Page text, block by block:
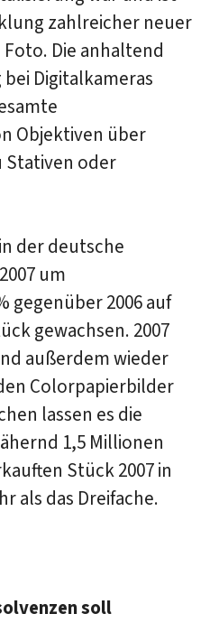
zahlreicher neuer
Die anhaltend
Digitalkameras
Objektiven über
Stativen oder
der deutsche
um
gegenüber 2006 auf
gewachsen. 2007
außerdem wieder
Colorpapierbilder
lassen es die
1,5 Millionen
Stück 2007 in
als das Dreifache.
soll